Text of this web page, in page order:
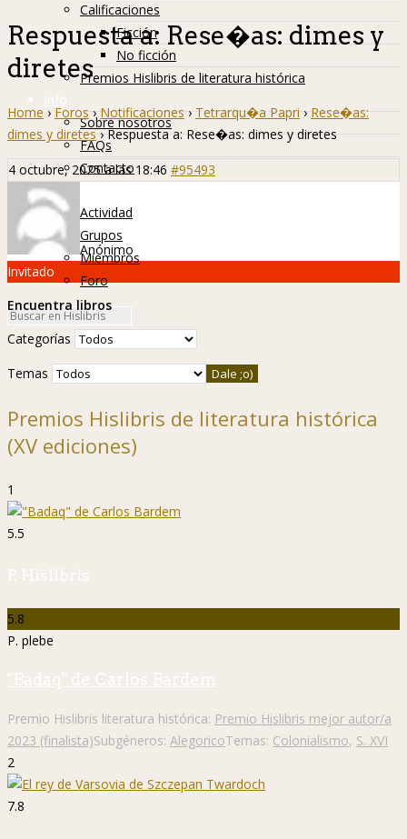
Calificaciones
Ficción
No ficción
Premios Hislibris de literatura histórica
Info
Sobre nosotros
FAQs
Contacto
Hislibreños
Actividad
Grupos
Miembros
Foro
Respuesta a: Rese�as: dimes y
diretes
Home › Foros › Notificaciones › Tetrarqu�a Papri › Rese�as:
dimes y diretes › Respuesta a: Rese�as: dimes y diretes
4 octubre, 2025 a las 18:46 #95493
Anónimo
Invitado
Encuentra libros
Categorías
Temas
Premios Hislibris de literatura histórica
(XV ediciones)
1
5.5
P. Hislibris
5.8
P. plebe
"Badaq" de Carlos Bardem
Premio Hislibris literatura histórica: Premio Hislibris mejor autor/a
2023 (finalista)Subgéneros: AlegoricoTemas: Colonialismo, S. XVI
2
7.8